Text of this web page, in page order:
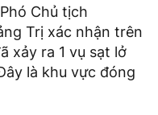
Chủ tịch
Trị xác nhận trên
xảy ra 1 vụ sạt lở
là khu vực đóng